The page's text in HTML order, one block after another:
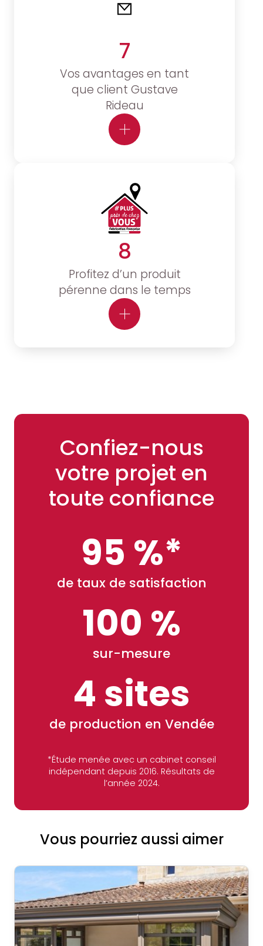
7
Vos avantages en tant
que client Gustave
Rideau
8
Profitez d’un produit
pérenne dans le temps
Confiez-nous
votre projet en
toute confiance
95 %*
de taux de satisfaction
100 %
sur-mesure
4 sites
de production en Vendée
*Étude menée avec un cabinet conseil
indépendant depuis 2016. Résultats de
l’année 2024.
Vous pourriez aussi aimer